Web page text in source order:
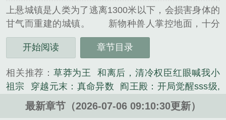
上悬城镇是人类为了逃离1300米以下，会损害身体的
甘气而重建的城镇。 新物种兽人掌控地面，十分
凶恶！十分残忍！十分血腥！程橙和队友们一起到
1300米以下的地面，寻找已经进化出转甘为氧的异变
《单系能力弱？多系大佬俯首称服》是有邑精心创作
的网游类小说。
开始阅读 章节目录
相关推荐： 草莽为王
和离后，清冷权臣红眼喊我小
祖宗
穿越元末：真命异数
阎王殿：开局觉醒sss级,
化身钟馗 我本平凡，唯有破天
黑道风云：我的京城
徒儿快下山，扫黄的又来了！
无敌奶爸在异界
最新章节（2026-07-06 09:10:30更新）